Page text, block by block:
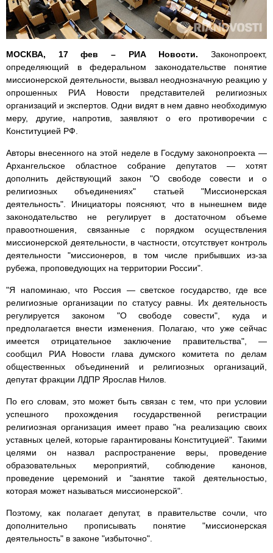
МОСКВА, 17 фев – РИА Новости. Законопроект,
определяющий в федеральном законодательстве понятие
миссионерской деятельности, вызвал неоднозначную реакцию у
опрошенных РИА Новости представителей религиозных
организаций и экспертов. Одни видят в нем давно необходимую
меру, другие, напротив, заявляют о его противоречии с
Конституцией РФ.
Авторы внесенного на этой неделе в Госдуму законопроекта —
Архангельское областное собрание депутатов — хотят
дополнить действующий закон "О свободе совести и о
религиозных объединениях" статьей "Миссионерская
деятельность". Инициаторы поясняют, что в нынешнем виде
законодательство не регулирует в достаточном объеме
правоотношения, связанные с порядком осуществления
миссионерской деятельности, в частности, отсутствует контроль
деятельности "миссионеров, в том числе прибывших из-за
рубежа, проповедующих на территории России".
"Я напоминаю, что Россия — светское государство, где все
религиозные организации по статусу равны. Их деятельность
регулируется законом "О свободе совести", куда и
предполагается внести изменения. Полагаю, что уже сейчас
имеется отрицательное заключение правительства", —
сообщил РИА Новости глава думского комитета по делам
общественных объединений и религиозных организаций,
депутат фракции ЛДПР Ярослав Нилов.
По его словам, это может быть связан с тем, что при условии
успешного прохождения государственной регистрации
религиозная организация имеет право "на реализацию своих
уставных целей, которые гарантированы Конституцией". Такими
целями он назвал распространение веры, проведение
образовательных мероприятий, соблюдение канонов,
проведение церемоний и "занятие такой деятельностью,
которая может называться миссионерской".
Поэтому, как полагает депутат, в правительстве сочли, что
дополнительно прописывать понятие "миссионерская
деятельность" в законе "избыточно".